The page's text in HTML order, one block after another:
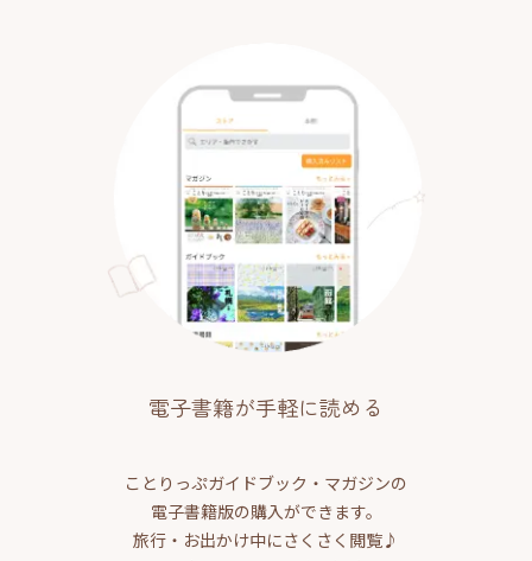
電子書籍が手軽に読める
ことりっぷガイドブック・マガジンの
電子書籍版の購入ができます。
旅行・お出かけ中にさくさく閲覧♪